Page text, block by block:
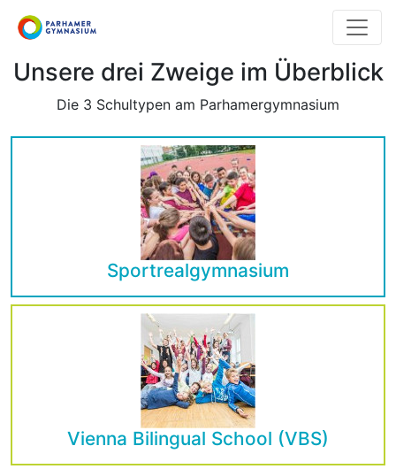
Direkt
zum
Unsere drei Zweige im Überblick
Die 3 Schultypen am Parhamergymnasium
Sportrealgymnasium
Vienna Bilingual School (VBS)